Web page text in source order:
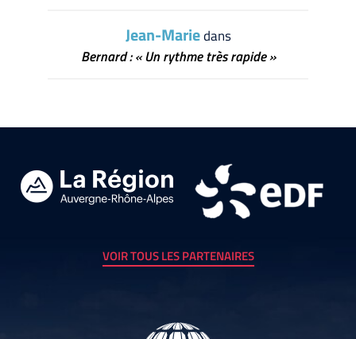
Jean-Mariedans
Bernard : « Un rythme très rapide »
VOIR TOUS LES PARTENAIRES